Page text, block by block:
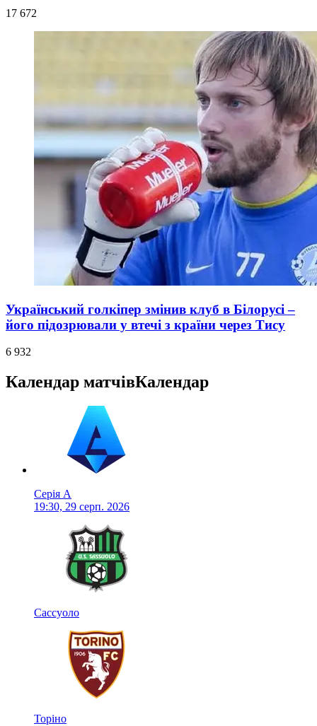
17 672
Український голкіпер змінив клуб в Білорусі –
його підозрювали у втечі з країни через Тису
6 932
Календар матчівКалендар
Серія А
19:30, 29 серп. 2026
Сассуоло
Торіно